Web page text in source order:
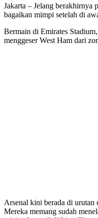
Jakarta – Jelang berakhirnya
bagaikan mimpi setelah di
Bermain di Emirates
menggeser West Ham dari
Arsenal kini berada di urutan
Mereka memang sudah